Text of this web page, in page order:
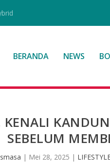
BERANDA NEWS
KENALI
SEBELUM
| Mei 28, 2025 |